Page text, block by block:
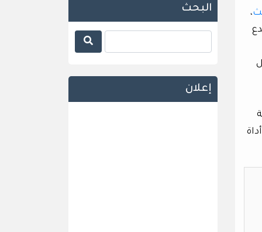
،
البحث
إعلان